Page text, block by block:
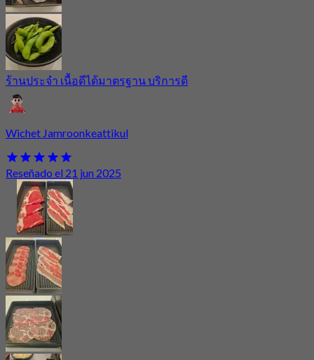
ร้านประจำ เนื้อดีได้มาตรฐาน บริการดี
Wichet Jamroonkeattikul
Reseñado el 21 jun 2025